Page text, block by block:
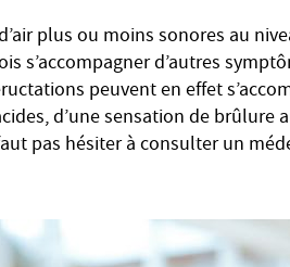
plus ou moins sonores au
s’accompagner d’autres
peuvent en effet
d’une sensation de brûlure
pas hésiter à consulter un